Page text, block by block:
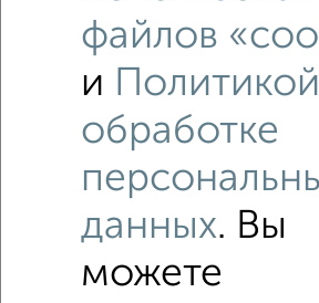
Комната в 3-к квартире, на
файлов
и
обработке
данных. Вы
можете